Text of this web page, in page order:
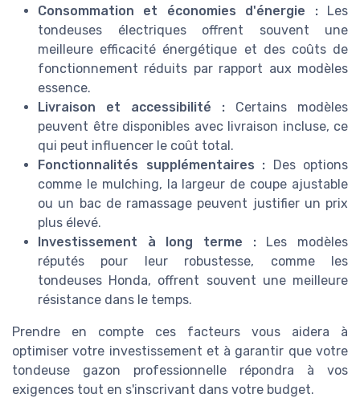
Consommation et économies d'énergie :Les
tondeuses électriques offrent souvent une
meilleure efficacité énergétique et des coûts de
fonctionnement réduits par rapport aux modèles
essence.
Livraison et accessibilité : Certains modèles
peuvent être disponibles avec livraison incluse, ce
qui peut influencer le coût total.
Fonctionnalités supplémentaires : Des options
comme le mulching, la largeur de coupe ajustable
ou un bac de ramassage peuvent justifier un prix
plus élevé.
Investissement à long terme :Les modèles
réputés pour leur robustesse, comme les
tondeuses Honda, offrent souvent une meilleure
résistance dans le temps.
Prendre en compte ces facteurs vous aidera à
optimiser votre investissement et à garantir que votre
tondeuse gazon professionnelle répondra à vos
exigences tout en s'inscrivant dans votre budget.